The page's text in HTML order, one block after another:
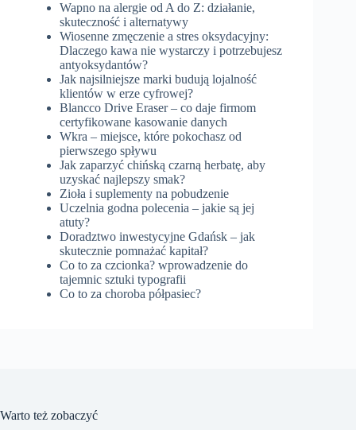
Wapno na alergie od A do Z: działanie,
skuteczność i alternatywy
Wiosenne zmęczenie a stres oksydacyjny:
Dlaczego kawa nie wystarczy i potrzebujesz
antyoksydantów?
Jak najsilniejsze marki budują lojalność
klientów w erze cyfrowej?
Blancco Drive Eraser – co daje firmom
certyfikowane kasowanie danych
Wkra – miejsce, które pokochasz od
pierwszego spływu
Jak zaparzyć chińską czarną herbatę, aby
uzyskać najlepszy smak?
Zioła i suplementy na pobudzenie
Uczelnia godna polecenia – jakie są jej
atuty?
Doradztwo inwestycyjne Gdańsk – jak
skutecznie pomnażać kapitał?
Co to za czcionka? wprowadzenie do
tajemnic sztuki typografii
Co to za choroba półpasiec?
Warto też zobaczyć